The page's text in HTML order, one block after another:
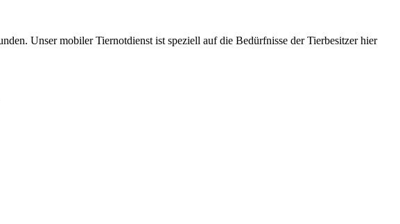
Unser mobiler Tiernotdienst ist speziell auf die Bedürfnisse der Tierbesitzer hier